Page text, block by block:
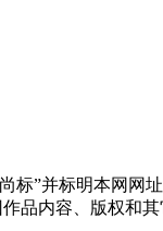
”并标明本网网址
品内容、版权和